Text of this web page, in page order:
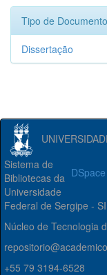
Tipo de Documento
Dissertação
Sistema de
Bibliotecas da
Universidade
Federal de Sergipe -
Núcleo de Tecnologia
+55 79 3194-6528